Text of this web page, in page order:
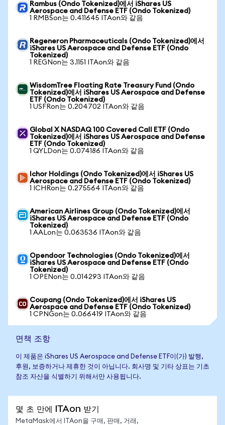
Rambus (Ondo Tokenized)에서 iShares US
Aerospace and Defense ETF (Ondo Tokenized)
1 RMBSon는 0.411645 ITAon와 같음
Regeneron Pharmaceuticals (Ondo Tokenized)에서
iShares US Aerospace and Defense ETF (Ondo
Tokenized)
1 REGNon는 3.1151 ITAon와 같음
WisdomTree Floating Rate Treasury Fund (Ondo
Tokenized)에서 iShares US Aerospace and Defense
ETF (Ondo Tokenized)
1 USFRon는 0.204702 ITAon와 같음
Global X NASDAQ 100 Covered Call ETF (Ondo
Tokenized)에서 iShares US Aerospace and Defense
ETF (Ondo Tokenized)
1 QYLDon는 0.074186 ITAon와 같음
Ichor Holdings (Ondo Tokenized)에서 iShares US
Aerospace and Defense ETF (Ondo Tokenized)
1 ICHRon는 0.275564 ITAon와 같음
American Airlines Group (Ondo Tokenized)에서
iShares US Aerospace and Defense ETF (Ondo
Tokenized)
1 AALon는 0.063536 ITAon와 같음
Opendoor Technologies (Ondo Tokenized)에서
iShares US Aerospace and Defense ETF (Ondo
Tokenized)
1 OPENon는 0.014293 ITAon와 같음
Coupang (Ondo Tokenized)에서 iShares US
Aerospace and Defense ETF (Ondo Tokenized)
1 CPNGon는 0.066419 ITAon와 같음
면책 조항
이 제품은 iShares US Aerospace and Defense ETF이(가) 발행,
후원, 보증하거나 제휴한 것이 아닙니다. 회사명 및 기타 상표는 기초
참조 자산을 식별하기 위해서만 사용됩니다.
몇 초 만에 ITAon 받기
MetaMask에서 ITAon을 구매, 판매, 거래,